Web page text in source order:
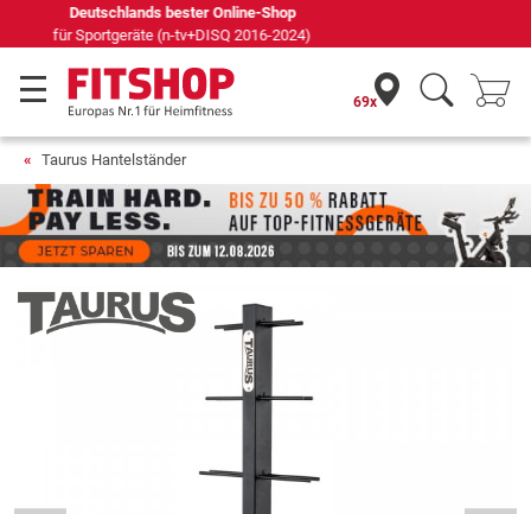
Seit 42 Jahren Ihr Experte für Heimfitness
69x
Taurus Hantelständer